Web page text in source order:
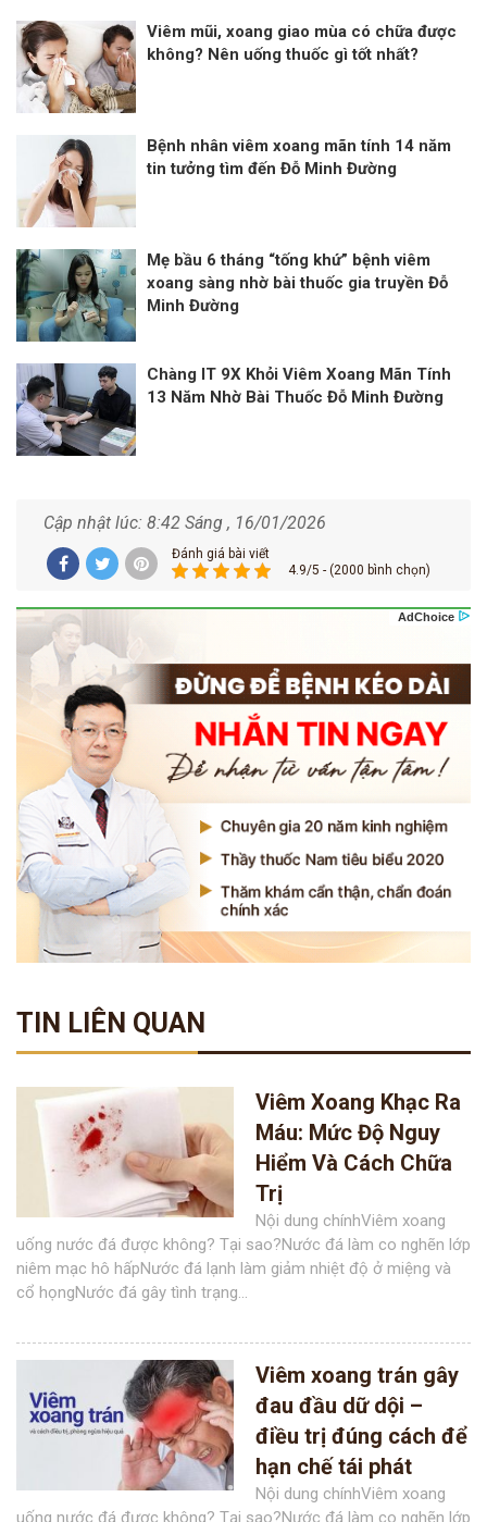
Viêm mũi, xoang giao mùa có chữa được
không? Nên uống thuốc gì tốt nhất?
Bệnh nhân viêm xoang mãn tính 14 năm
tin tưởng tìm đến Đỗ Minh Đường
Mẹ bầu 6 tháng “tống khứ” bệnh viêm
xoang sàng nhờ bài thuốc gia truyền Đỗ
Minh Đường
Chàng IT 9X Khỏi Viêm Xoang Mãn Tính
13 Năm Nhờ Bài Thuốc Đỗ Minh Đường
Cập nhật lúc: 8:42 Sáng , 16/01/2026
Đánh giá bài viết
4.9/5 - (2000 bình chọn)
TIN LIÊN QUAN
Viêm Xoang Khạc Ra
Máu: Mức Độ Nguy
Hiểm Và Cách Chữa
Trị
Nội dung chínhViêm xoang
uống nước đá được không? Tại sao?Nước đá làm co nghẽn lớp
niêm mạc hô hấpNước đá lạnh làm giảm nhiệt độ ở miệng và
cổ họngNước đá gây tình trạng...
Viêm xoang trán gây
đau đầu dữ dội –
điều trị đúng cách để
hạn chế tái phát
Nội dung chínhViêm xoang